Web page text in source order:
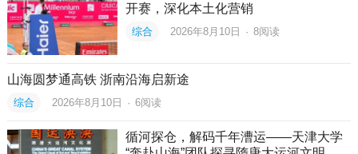
开赛，深化本土化营销
综合 2026年8月10日 · 8阅读
山海圆梦通高铁 浙南沿海启新途
综合 2026年8月10日 · 6阅读
循河探仓，解码千年漕运——天津大学